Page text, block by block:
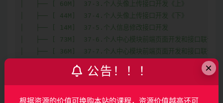
×
公告！！！
根据资源的价值可换购本站的课程，资源价值越高还可